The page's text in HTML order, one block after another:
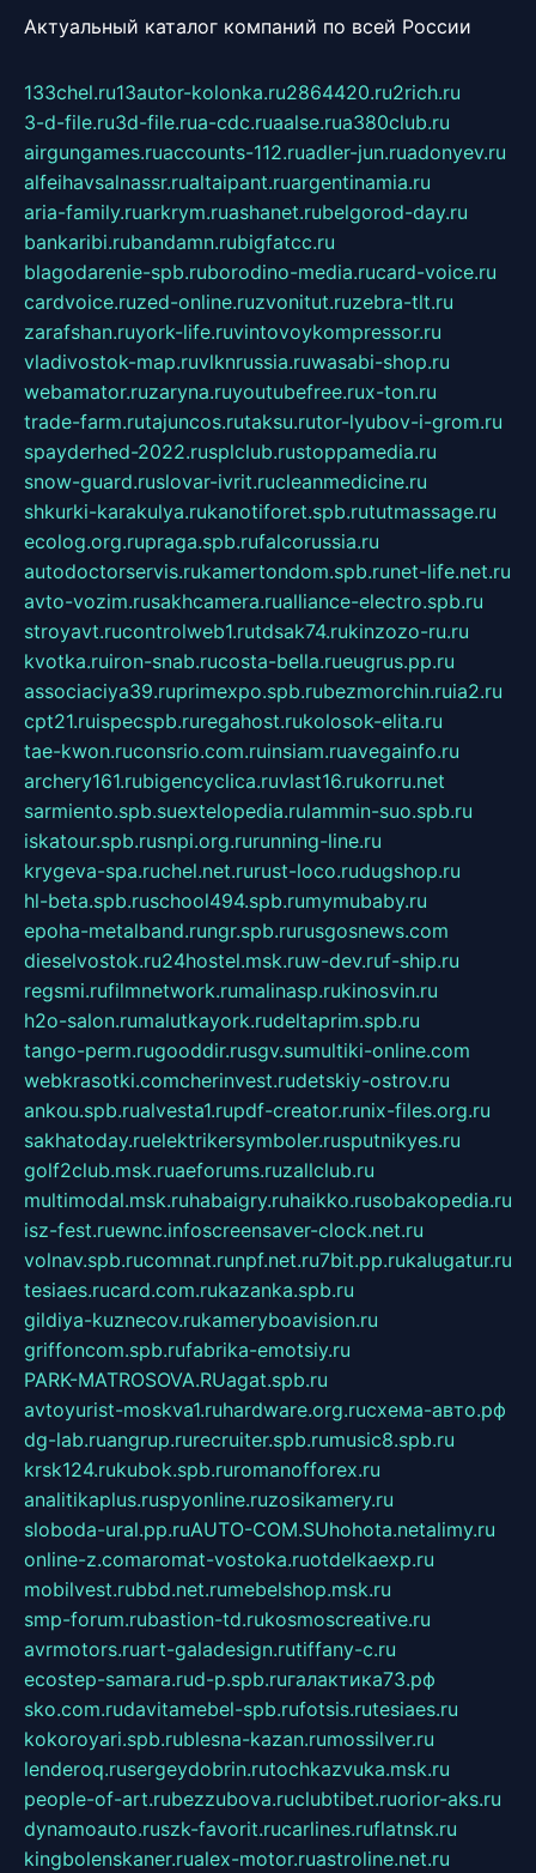
Актуальный каталог компаний по всей России
133chel.ru13autor-kolonka.ru2864420.ru2rich.ru
3-d-file.ru3d-file.rua-cdc.ruaalse.rua380club.ru
airgungames.ruaccounts-112.ruadler-jun.ruadonyev.ru
alfeihavsalnassr.rualtaipant.ruargentinamia.ru
aria-family.ruarkrym.ruashanet.rubelgorod-day.ru
bankaribi.rubandamn.rubigfatcc.ru
blagodarenie-spb.ruborodino-media.rucard-voice.ru
cardvoice.ruzed-online.ruzvonitut.ruzebra-tlt.ru
zarafshan.ruyork-life.ruvintovoykompressor.ru
vladivostok-map.ruvlknrussia.ruwasabi-shop.ru
webamator.ruzaryna.ruyoutubefree.rux-ton.ru
trade-farm.rutajuncos.rutaksu.rutor-lyubov-i-grom.ru
spayderhed-2022.rusplclub.rustoppamedia.ru
snow-guard.ruslovar-ivrit.rucleanmedicine.ru
shkurki-karakulya.rukanotiforet.spb.rututmassage.ru
ecolog.org.rupraga.spb.rufalcorussia.ru
autodoctorservis.rukamertondom.spb.runet-life.net.ru
avto-vozim.rusakhcamera.rualliance-electro.spb.ru
stroyavt.rucontrolweb1.rutdsak74.rukinzozo-ru.ru
kvotka.ruiron-snab.rucosta-bella.rueugrus.pp.ru
associaciya39.ruprimexpo.spb.rubezmorchin.ruia2.ru
cpt21.ruispecspb.ruregahost.rukolosok-elita.ru
tae-kwon.ruconsrio.com.ruinsiam.ruavegainfo.ru
archery161.rubigencyclica.ruvlast16.rukorru.net
sarmiento.spb.suextelopedia.rulammin-suo.spb.ru
iskatour.spb.rusnpi.org.rurunning-line.ru
krygeva-spa.ruchel.net.rurust-loco.rudugshop.ru
hl-beta.spb.ruschool494.spb.rumymubaby.ru
epoha-metalband.rungr.spb.rurusgosnews.com
dieselvostok.ru24hostel.msk.ruw-dev.ruf-ship.ru
regsmi.rufilmnetwork.rumalinasp.rukinosvin.ru
h2o-salon.rumalutkayork.rudeltaprim.spb.ru
tango-perm.rugooddir.rusgv.sumultiki-online.com
webkrasotki.comcherinvest.rudetskiy-ostrov.ru
ankou.spb.rualvesta1.rupdf-creator.runix-files.org.ru
sakhatoday.ruelektrikersymboler.rusputnikyes.ru
golf2club.msk.ruaeforums.ruzallclub.ru
multimodal.msk.ruhabaigry.ruhaikko.rusobakopedia.ru
isz-fest.ruewnc.infoscreensaver-clock.net.ru
volnav.spb.rucomnat.runpf.net.ru7bit.pp.rukalugatur.ru
tesiaes.rucard.com.rukazanka.spb.ru
gildiya-kuznecov.rukameryboavision.ru
griffoncom.spb.rufabrika-emotsiy.ru
PARK-MATROSOVA.RUagat.spb.ru
avtoyurist-moskva1.ruhardware.org.ruсхема-авто.рф
dg-lab.ruangrup.rurecruiter.spb.rumusic8.spb.ru
krsk124.rukubok.spb.ruromanofforex.ru
analitikaplus.ruspyonline.ruzosikamery.ru
sloboda-ural.pp.ruAUTO-COM.SUhohota.netalimy.ru
online-z.comaromat-vostoka.ruotdelkaexp.ru
mobilvest.rubbd.net.rumebelshop.msk.ru
smp-forum.rubastion-td.rukosmoscreative.ru
avrmotors.ruart-galadesign.rutiffany-c.ru
ecostep-samara.rud-p.spb.ruгалактика73.рф
sko.com.rudavitamebel-spb.rufotsis.rutesiaes.ru
kokoroyari.spb.rublesna-kazan.rumossilver.ru
lenderoq.rusergeydobrin.rutochkazvuka.msk.ru
people-of-art.rubezzubova.ruclubtibet.ruorior-aks.ru
dynamoauto.ruszk-favorit.rucarlines.ruflatnsk.ru
kingbolenskaner.rualex-motor.ruastroline.net.ru